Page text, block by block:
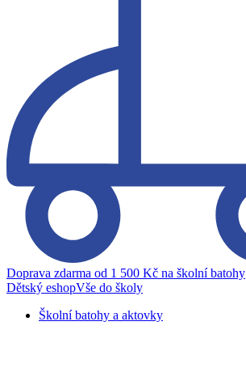
Doprava zdarma od 1 500 Kč na školní batohy
Dětský eshopVše do školy
Školní batohy a aktovky